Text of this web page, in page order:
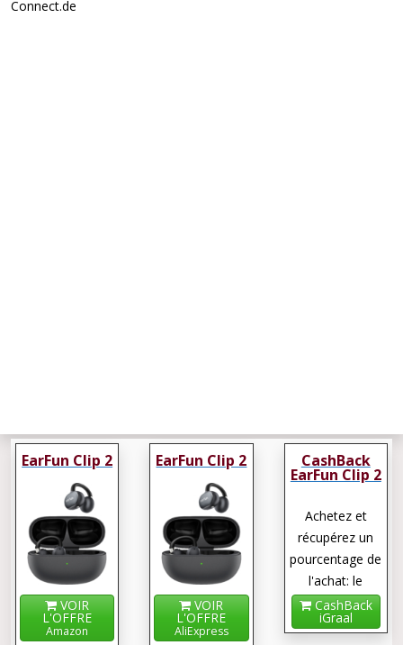
Connect.de
EarFun Clip 2
VOIR
L'OFFRE
Amazon
EarFun Clip 2
VOIR
L'OFFRE
AliExpress
CashBack
EarFun Clip 2
Achetez et
récupérez un
pourcentage de
l'achat: le
cashback !
CashBack
iGraal